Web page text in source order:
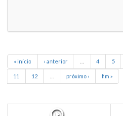
« início ‹ anterior 4 5
11 12 próximo › fim »